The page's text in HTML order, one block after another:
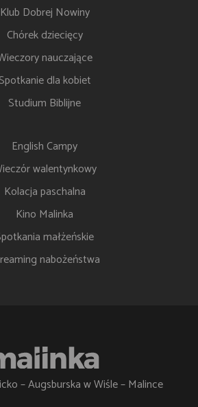
Klub Dobrej Nowiny
Chórek dziecięcy
nauczające
Spotkanie dla kobiet
Studium Biblijne
English Campy
walentynkowy
Kolacja paschalna
Kino Malinka
małżeńskie
nabożeństwa
– Augsburska w Wiśle – Malince